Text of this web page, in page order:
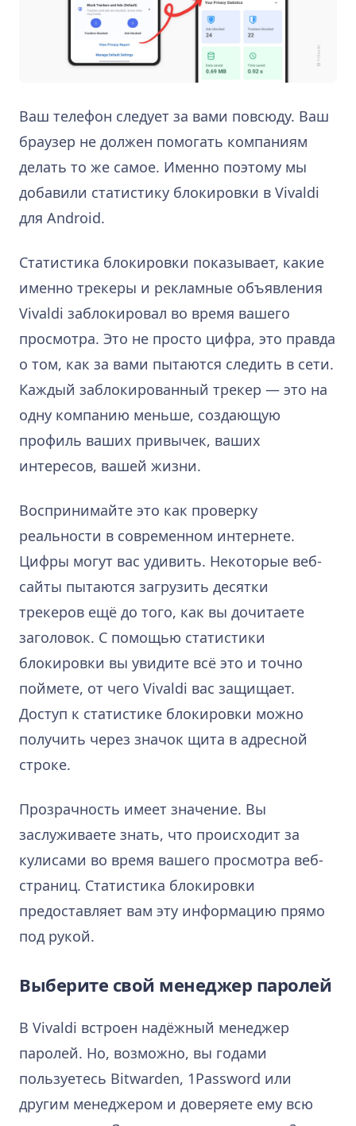
Ваш телефон следует за вами повсюду. Ваш
браузер не должен помогать компаниям
делать то же самое. Именно поэтому мы
добавили статистику блокировки в Vivaldi
для Android.
Статистика блокировки показывает, какие
именно трекеры и рекламные объявления
Vivaldi заблокировал во время вашего
просмотра. Это не просто цифра, это правда
о том, как за вами пытаются следить в сети.
Каждый заблокированный трекер — это на
одну компанию меньше, создающую
профиль ваших привычек, ваших
интересов, вашей жизни.
Воспринимайте это как проверку
реальности в современном интернете.
Цифры могут вас удивить. Некоторые веб-
сайты пытаются загрузить десятки
трекеров ещё до того, как вы дочитаете
заголовок. С помощью статистики
блокировки вы увидите всё это и точно
поймете, от чего Vivaldi вас защищает.
Доступ к статистике блокировки можно
получить через значок щита в адресной
строке.
Прозрачность имеет значение. Вы
заслуживаете знать, что происходит за
кулисами во время вашего просмотра веб-
страниц. Статистика блокировки
предоставляет вам эту информацию прямо
под рукой.
Выберите свой менеджер паролей
В Vivaldi встроен надёжный менеджер
паролей. Но, возможно, вы годами
пользуетесь Bitwarden, 1Password или
другим менеджером и доверяете ему всю